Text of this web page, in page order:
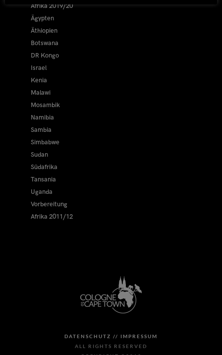
Afrika 2019/20
Ägypten
Äthiopien
Botswana
DR Kongo
Israel
Kenia
Malawi
Mosambik
Namibia
Sambia
Simbabwe
Sudan
Südafrika
Tansania
Uganda
Vorbereitung
Afrika 2011/12
DATENSCHUTZ // IMPRESSUM
ALL RIGHTS RESERVED